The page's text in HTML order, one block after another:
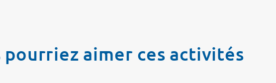
pourriez aimer ces activités